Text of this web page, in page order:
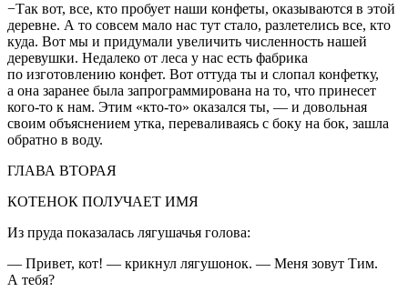
−Так вот, все, кто пробует наши конфеты, оказываются в этой
деревне. А то совсем мало нас тут стало, разлетелись все, кто
куда. Вот мы и придумали увеличить численность нашей
деревушки. Недалеко от леса у нас есть фабрика
по изготовлению конфет. Вот оттуда ты и слопал конфетку,
а она заранее была запрограммирована на то, что принесет
кого-то к нам. Этим «кто-то» оказался ты, — и довольная
своим объяснением утка, переваливаясь с боку на бок, зашла
обратно в воду.
ГЛАВА ВТОРАЯ
КОТЕНОК ПОЛУЧАЕТ ИМЯ
Из пруда показалась лягушачья голова:
— Привет, кот! — крикнул лягушонок. — Меня зовут Тим.
А тебя?